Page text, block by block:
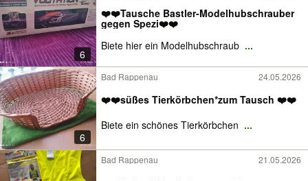
6
❤️❤️Tausche Bastler-Modelhubschrauber
gegen Spezi❤️❤️
Biete hier ein Modelhubschraub ...
6
Bad Rappenau 24.05.2026
❤️❤️süßes Tierkörbchen*zum Tausch ❤️❤️
Biete ein schönes Tierkörbchen ...
Bad Rappenau 21.05.2026